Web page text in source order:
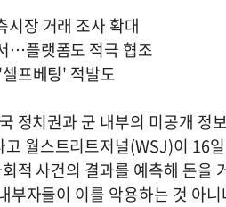
장 거래 조사 확대
…플랫폼도 적극 협조
프베팅' 적발도
정치권과 군 내부의 미공개 정
월스트리트저널(WSJ)이 16
적 사건의 결과를 예측해 돈을
부자들이 이를 악용하는 것 아